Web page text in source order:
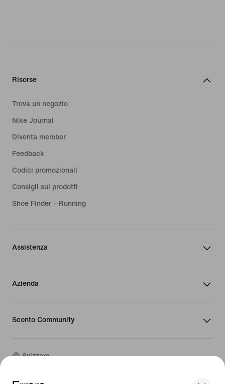
Risorse
Trova un negozio
Nike Journal
Diventa member
Feedback
Codici promozionali
Consigli sui prodotti
Shoe Finder – Running
Assistenza
Azienda
Sconto Community
Svizzera